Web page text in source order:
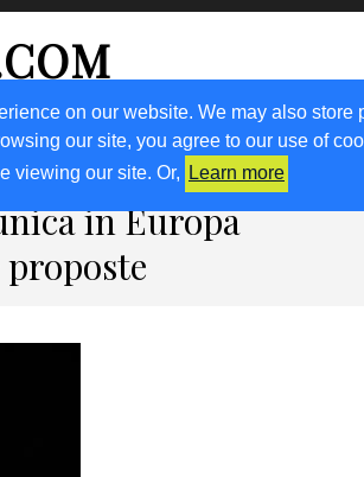
on our website. We may also
our site, you agree to our use of
viewing our site. Or,
Learn more
RICETTE KM0 VIGNETO FVG
in Europa